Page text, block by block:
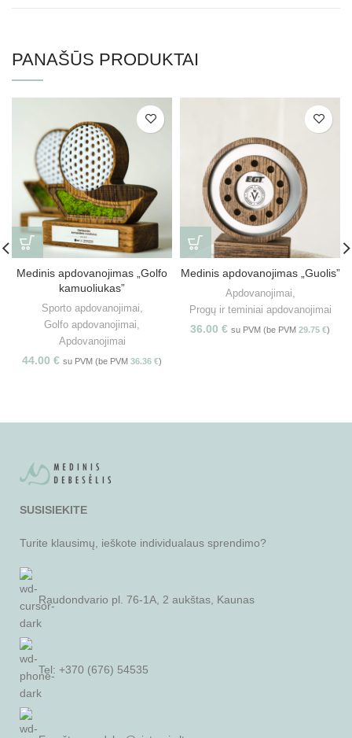
PANAŠŪS PRODUKTAI
Medinis apdovanojimas „Golfo
kamuoliukas”
Sporto apdovanojimai
Golfo apdovanojimai
Apdovanojimai
44.00 € su PVM (be PVM 36.36 €)
Medinis apdovanojimas „Guolis”
Apdovanojimai
Progų ir teminiai apdovanojimai
36.00 € su PVM (be PVM 29.75 €)
SUSISIEKITE
Turite klausimų, ieškote individualaus sprendimo?
Raudondvario pl. 76-1A, 2 aukštas, Kaunas
Tel: +370 (676) 54535